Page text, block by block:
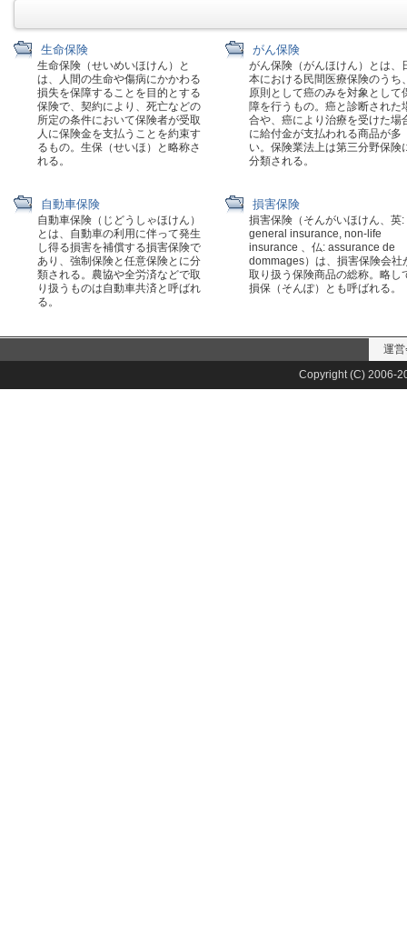
生命保険
生命保険（せいめいほけん）と
は、人間の生命や傷病にかかわる
損失を保障することを目的とする
保険で、契約により、死亡などの
所定の条件において保険者が受取
人に保険金を支払うことを約束す
るもの。生保（せいほ）と略称さ
れる。
がん保険
がん保険（がんほけん）とは、
本における民間医療保険のうち
原則として癌のみを対象として
障を行うもの。癌と診断された
合や、癌により治療を受けた場
に給付金が支払われる商品が多
い。保険業法上は第三分野保険
分類される。
自動車保険
自動車保険（じどうしゃほけん）
とは、自動車の利用に伴って発生
し得る損害を補償する損害保険で
あり、強制保険と任意保険とに分
類される。農協や全労済などで取
り扱うものは自動車共済と呼ばれ
る。
損害保険
損害保険（そんがいほけん、英:
general insurance, non-life
insurance 、仏: assurance de
dommages）は、損害保険会社
取り扱う保険商品の総称。略し
損保（そんぽ）とも呼ばれる。
運
Copyright (C) 2006-